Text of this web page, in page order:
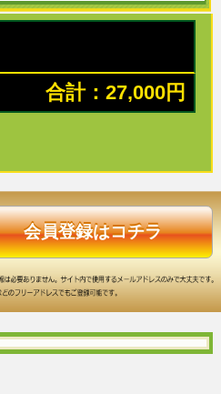
合計：27,000円
会員登録はコチラ